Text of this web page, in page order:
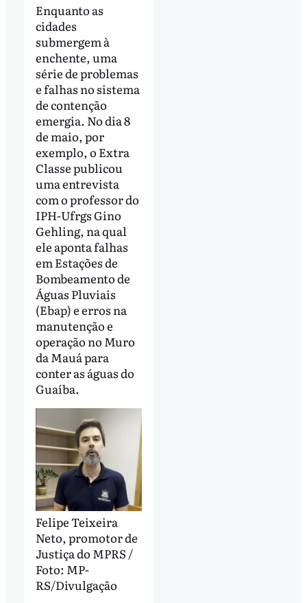
Enquanto as
cidades
submergem à
enchente, uma
série de problemas
e falhas no sistema
de contenção
emergia. No dia 8
de maio, por
exemplo, o Extra
Classe publicou
uma entrevista
com o professor do
IPH-Ufrgs Gino
Gehling, na qual
ele aponta falhas
em Estações de
Bombeamento de
Águas Pluviais
(Ebap) e erros na
manutenção e
operação no Muro
da Mauá para
conter as águas do
Guaíba.
Felipe Teixeira
Neto, promotor de
Justiça do MPRS /
Foto: MP-
RS/Divulgação